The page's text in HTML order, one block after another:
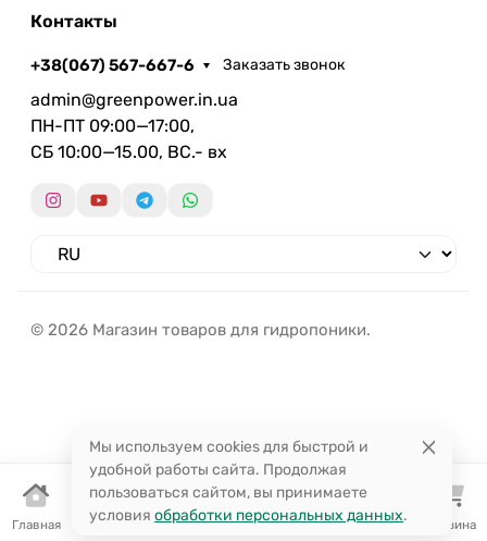
Главная Каталог Избранное Поиск Корзина
Контакты
+38(067) 567-667-6 Заказать звонок
admin@greenpower.in.ua
ПН-ПТ 09:00—17:00,
СБ 10:00—15.00, ВС.- вх
© 2026 Магазин товаров для гидропоники.
Мы используем cookies для быстрой и
удобной работы сайта. Продолжая
пользоваться сайтом, вы принимаете
условия обработки персональных данных.